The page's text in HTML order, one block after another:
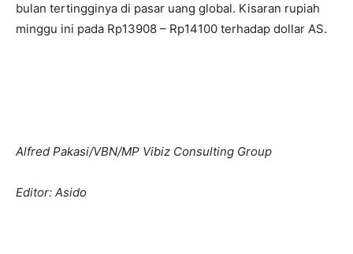
bulan tertingginya di pasar uang global. Kisaran rupiah
minggu ini pada Rp13908 – Rp14100 terhadap dollar AS.
Alfred Pakasi/VBN/MP Vibiz Consulting Group
Editor: Asido